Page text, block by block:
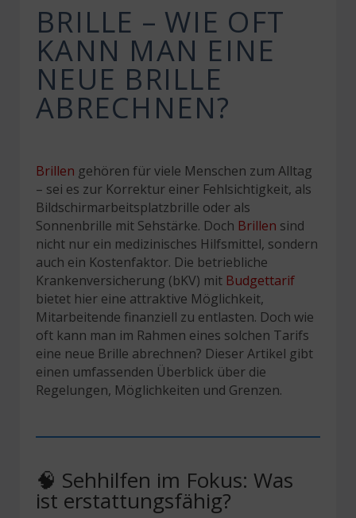
BRILLE – WIE OFT
KANN MAN EINE
NEUE BRILLE
ABRECHNEN?
Brillen gehören für viele Menschen zum Alltag
– sei es zur Korrektur einer Fehlsichtigkeit, als
Bildschirmarbeitsplatzbrille oder als
Sonnenbrille mit Sehstärke. Doch Brillen sind
nicht nur ein medizinisches Hilfsmittel, sondern
auch ein Kostenfaktor. Die betriebliche
Krankenversicherung (bKV) mit Budgettarif
bietet hier eine attraktive Möglichkeit,
Mitarbeitende finanziell zu entlasten. Doch wie
oft kann man im Rahmen eines solchen Tarifs
eine neue Brille abrechnen? Dieser Artikel gibt
einen umfassenden Überblick über die
Regelungen, Möglichkeiten und Grenzen.
🧠 Sehhilfen im Fokus: Was
ist erstattungsfähig?